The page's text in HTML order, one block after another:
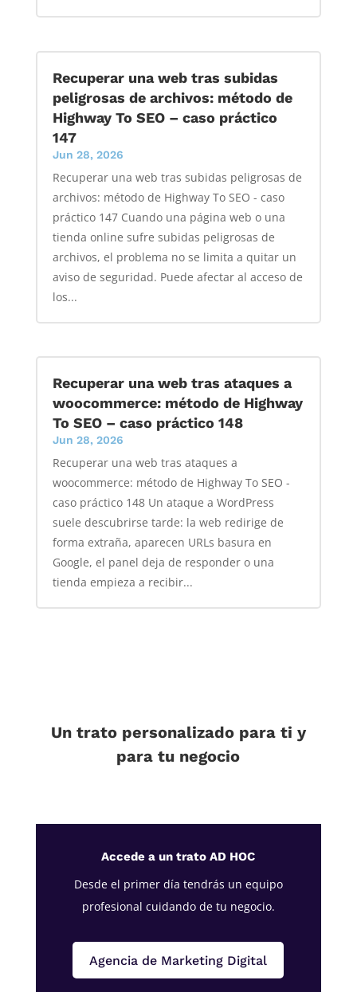
Recuperar una web tras subidas
peligrosas de archivos: método de
Highway To SEO – caso práctico
147
Jun 28, 2026
Recuperar una web tras subidas peligrosas de
archivos: método de Highway To SEO - caso
práctico 147 Cuando una página web o una
tienda online sufre subidas peligrosas de
archivos, el problema no se limita a quitar un
aviso de seguridad. Puede afectar al acceso de
los...
Recuperar una web tras ataques a
woocommerce: método de Highway
To SEO – caso práctico 148
Jun 28, 2026
Recuperar una web tras ataques a
woocommerce: método de Highway To SEO -
caso práctico 148 Un ataque a WordPress
suele descubrirse tarde: la web redirige de
forma extraña, aparecen URLs basura en
Google, el panel deja de responder o una
tienda empieza a recibir...
Un trato personalizado para ti y
para tu negocio
Accede a un trato AD HOC
Desde el primer día tendrás un equipo
profesional cuidando de tu negocio.
Agencia de Marketing Digital